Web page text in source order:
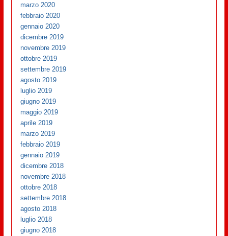
marzo 2020
febbraio 2020
gennaio 2020
dicembre 2019
novembre 2019
ottobre 2019
settembre 2019
agosto 2019
luglio 2019
giugno 2019
maggio 2019
aprile 2019
marzo 2019
febbraio 2019
gennaio 2019
dicembre 2018
novembre 2018
ottobre 2018
settembre 2018
agosto 2018
luglio 2018
giugno 2018